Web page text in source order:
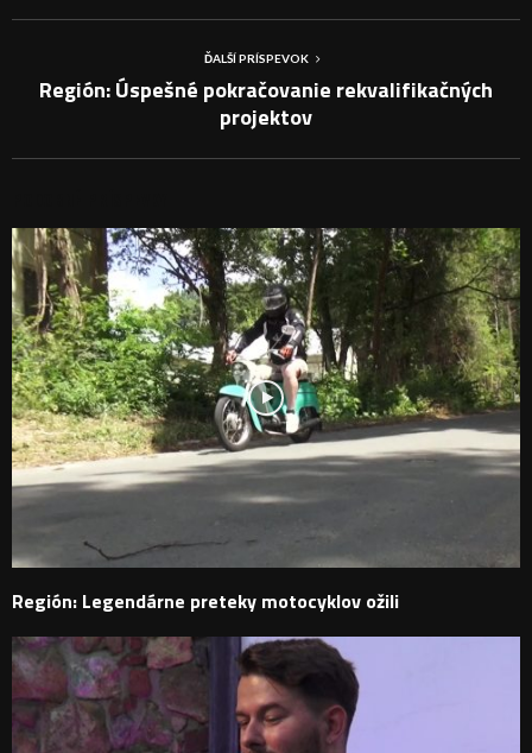
ĎALŠÍ PRÍSPEVOK
Región: Úspešné pokračovanie rekvalifikačných
projektov
Región: Legendárne preteky motocyklov ožili